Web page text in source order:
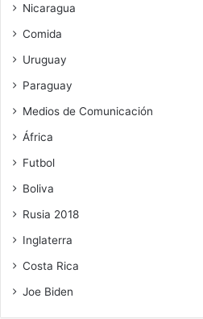
Nicaragua
Comida
Uruguay
Paraguay
Medios de Comunicación
África
Futbol
Boliva
Rusia 2018
Inglaterra
Costa Rica
Joe Biden